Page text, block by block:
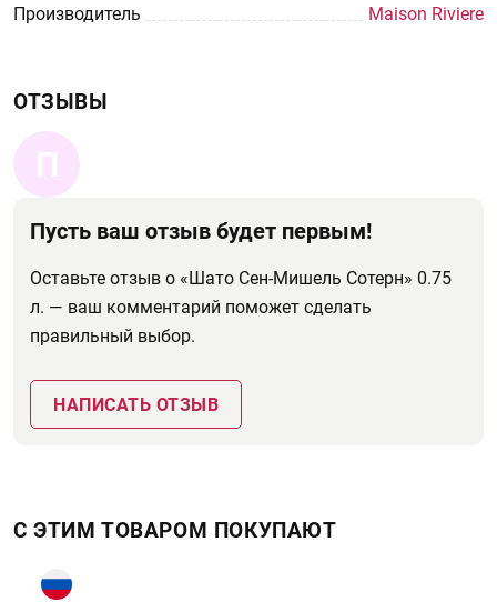
Производитель Maison Riviere
ОТЗЫВЫ
П
Пусть ваш отзыв будет первым!
Оставьте отзыв о «Шато Сен-Мишель Сотерн» 0.75
л. — ваш комментарий поможет сделать
правильный выбор.
НАПИСАТЬ ОТЗЫВ
С ЭТИМ ТОВАРОМ ПОКУПАЮТ